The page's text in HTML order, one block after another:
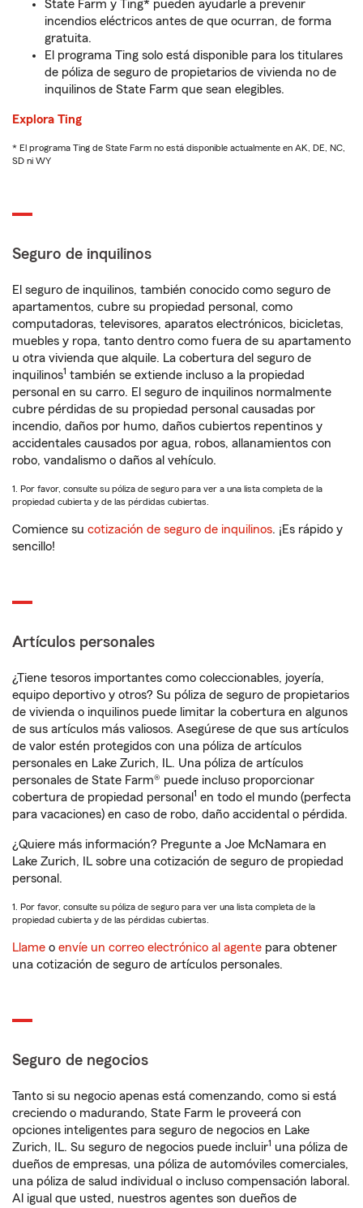
State Farm y Ting* pueden ayudarle a prevenir
incendios eléctricos antes de que ocurran, de forma
gratuita.
El programa Ting solo está disponible para los titulares
de póliza de seguro de propietarios de vivienda no de
inquilinos de State Farm que sean elegibles.
Explora Ting
* El programa Ting de State Farm no está disponible actualmente en AK, DE, NC,
SD ni WY
Seguro de inquilinos
El seguro de inquilinos, también conocido como seguro de
apartamentos, cubre su propiedad personal, como
computadoras, televisores, aparatos electrónicos, bicicletas,
muebles y ropa, tanto dentro como fuera de su apartamento
u otra vivienda que alquile. La cobertura del seguro de
inquilinos1 también se extiende incluso a la propiedad
personal en su carro. El seguro de inquilinos normalmente
cubre pérdidas de su propiedad personal causadas por
incendio, daños por humo, daños cubiertos repentinos y
accidentales causados por agua, robos, allanamientos con
robo, vandalismo o daños al vehículo.
1. Por favor, consulte su póliza de seguro para ver a una lista completa de la
propiedad cubierta y de las pérdidas cubiertas.
Comience su cotización de seguro de inquilinos. ¡Es rápido y
sencillo!
Artículos personales
¿Tiene tesoros importantes como coleccionables, joyería,
equipo deportivo y otros? Su póliza de seguro de propietarios
de vivienda o inquilinos puede limitar la cobertura en algunos
de sus artículos más valiosos. Asegúrese de que sus artículos
de valor estén protegidos con una póliza de artículos
personales en Lake Zurich, IL. Una póliza de artículos
personales de State Farm® puede incluso proporcionar
cobertura de propiedad personal 1 en todo el mundo (perfecta
para vacaciones) en caso de robo, daño accidental o pérdida.
¿Quiere más información? Pregunte a Joe McNamara en
Lake Zurich, IL sobre una cotización de seguro de propiedad
personal.
1. Por favor, consulte su póliza de seguro para ver una lista completa de la
propiedad cubierta y de las pérdidas cubiertas.
Llame o envíe un correo electrónico al agente para obtener
una cotización de seguro de artículos personales.
Seguro de negocios
Tanto si su negocio apenas está comenzando, como si está
creciendo o madurando, State Farm le proveerá con
opciones inteligentes para seguro de negocios en Lake
Zurich, IL. Su seguro de negocios puede incluir1 una póliza de
dueños de empresas, una póliza de automóviles comerciales,
una póliza de salud individual o incluso compensación laboral.
Al igual que usted, nuestros agentes son dueños de